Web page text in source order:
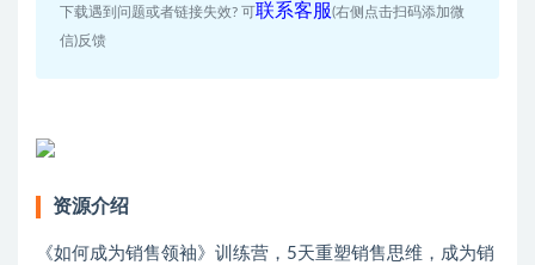
下载遇到问题或者链接失效? 可联系客服(右侧点击扫码添加微
信)反馈
资源介绍
《如何成为销售领袖》训练营，5天重塑销售思维，成为销